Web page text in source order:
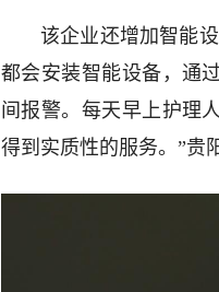
该企业还增加智能
都会安装智能设备，通
间报警。每天早上护理
得到实质性的服务。”贵